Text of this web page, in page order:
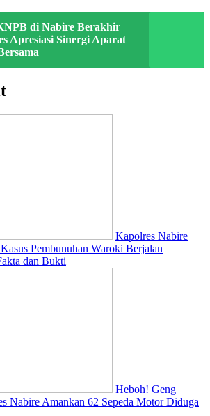
di Nabire Berakhir
Apresiasi Sinergi Aparat
Kapolres Nabire
Pembunuhan Waroki Berjalan
dan Bukti
Heboh! Geng
Nabire Amankan 62 Sepeda Motor Diduga